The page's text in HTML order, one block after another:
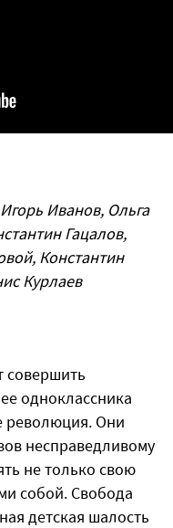
Иванов, Ольга
Гацалов,
Константин
Курлаев
совершить
одноклассника
революция. Они
несправедливому
не только свою
собой. Свобода
детская шалость